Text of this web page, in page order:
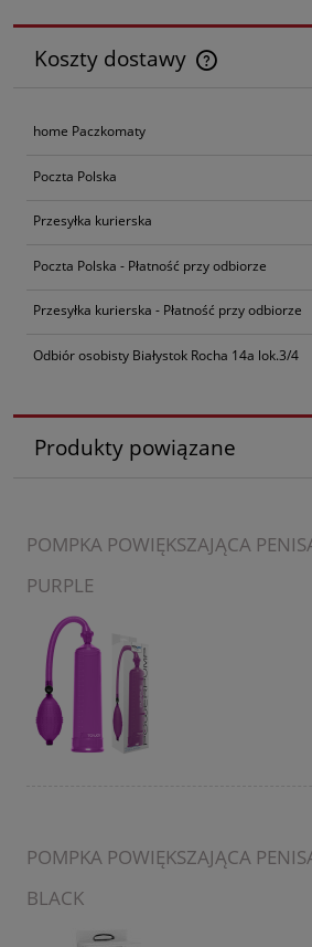
Koszty dostawy
Cena nie zawiera ewentualnych kosztów
home Paczkomaty
Poczta Polska
Przesyłka kurierska
Poczta Polska - Płatność przy odbiorze
Przesyłka kurierska - Płatność przy odbiorze
Odbiór osobisty Białystok Rocha 14a lok.3/4
Produkty powiązane
POMPKA POWIĘKSZAJĄCA
PURPLE
POMPKA POWIĘKSZAJĄCA
BLACK